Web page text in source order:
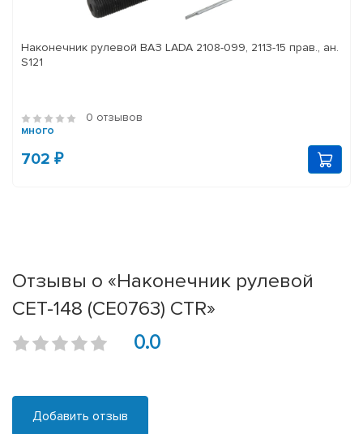
Наконечник рулевой ВАЗ LADA 2108-099, 2113-15 прав., ан.
S121
0 отзывов
много
702 ₽
Отзывы о «Наконечник рулевой
CET-148 (CE0763) CTR»
0.0
Добавить отзыв